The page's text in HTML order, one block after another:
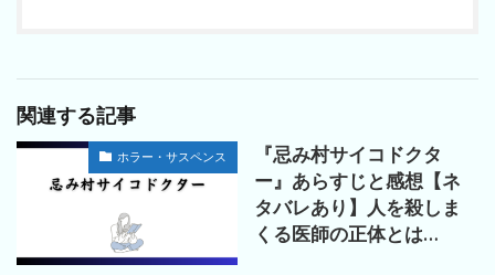
関連する記事
ホラー・サスペンス
『忌み村サイコドクタ
ー』あらすじと感想【ネ
タバレあり】人を殺しま
くる医師の正体とは…